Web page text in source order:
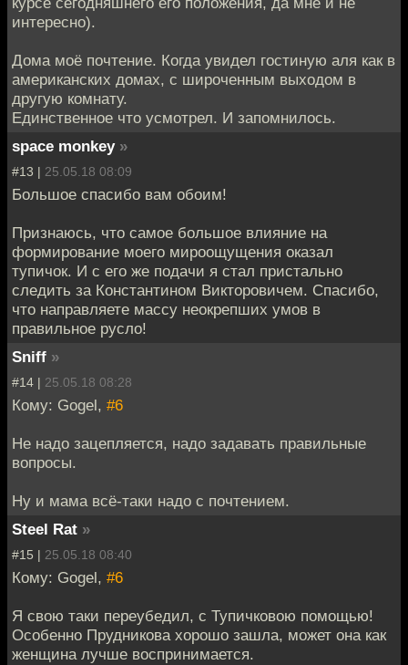
интересно).
Дома моё почтение. Когда увидел гостиную аля как в
американских домах, с широченным выходом в
другую комнату.
Единственное что усмотрел. И запомнилось.
space monkey »
#13 | 25.05.18 08:09
Большое спасибо вам обоим!
Признаюсь, что самое большое влияние на
формирование моего мироощущения оказал
тупичок. И с его же подачи я стал пристально
следить за Константином Викторовичем. Спасибо,
что направляете массу неокрепших умов в
правильное русло!
Sniff »
#14 | 25.05.18 08:28
Кому: Gogel, #6
Не надо зацепляется, надо задавать правильные
вопросы.
Ну и мама всё-таки надо с почтением.
Steel Rat »
#15 | 25.05.18 08:40
Кому: Gogel, #6
Я свою таки переубедил, с Тупичковою помощью!
Особенно Прудникова хорошо зашла, может она как
женщина лучше воспринимается.